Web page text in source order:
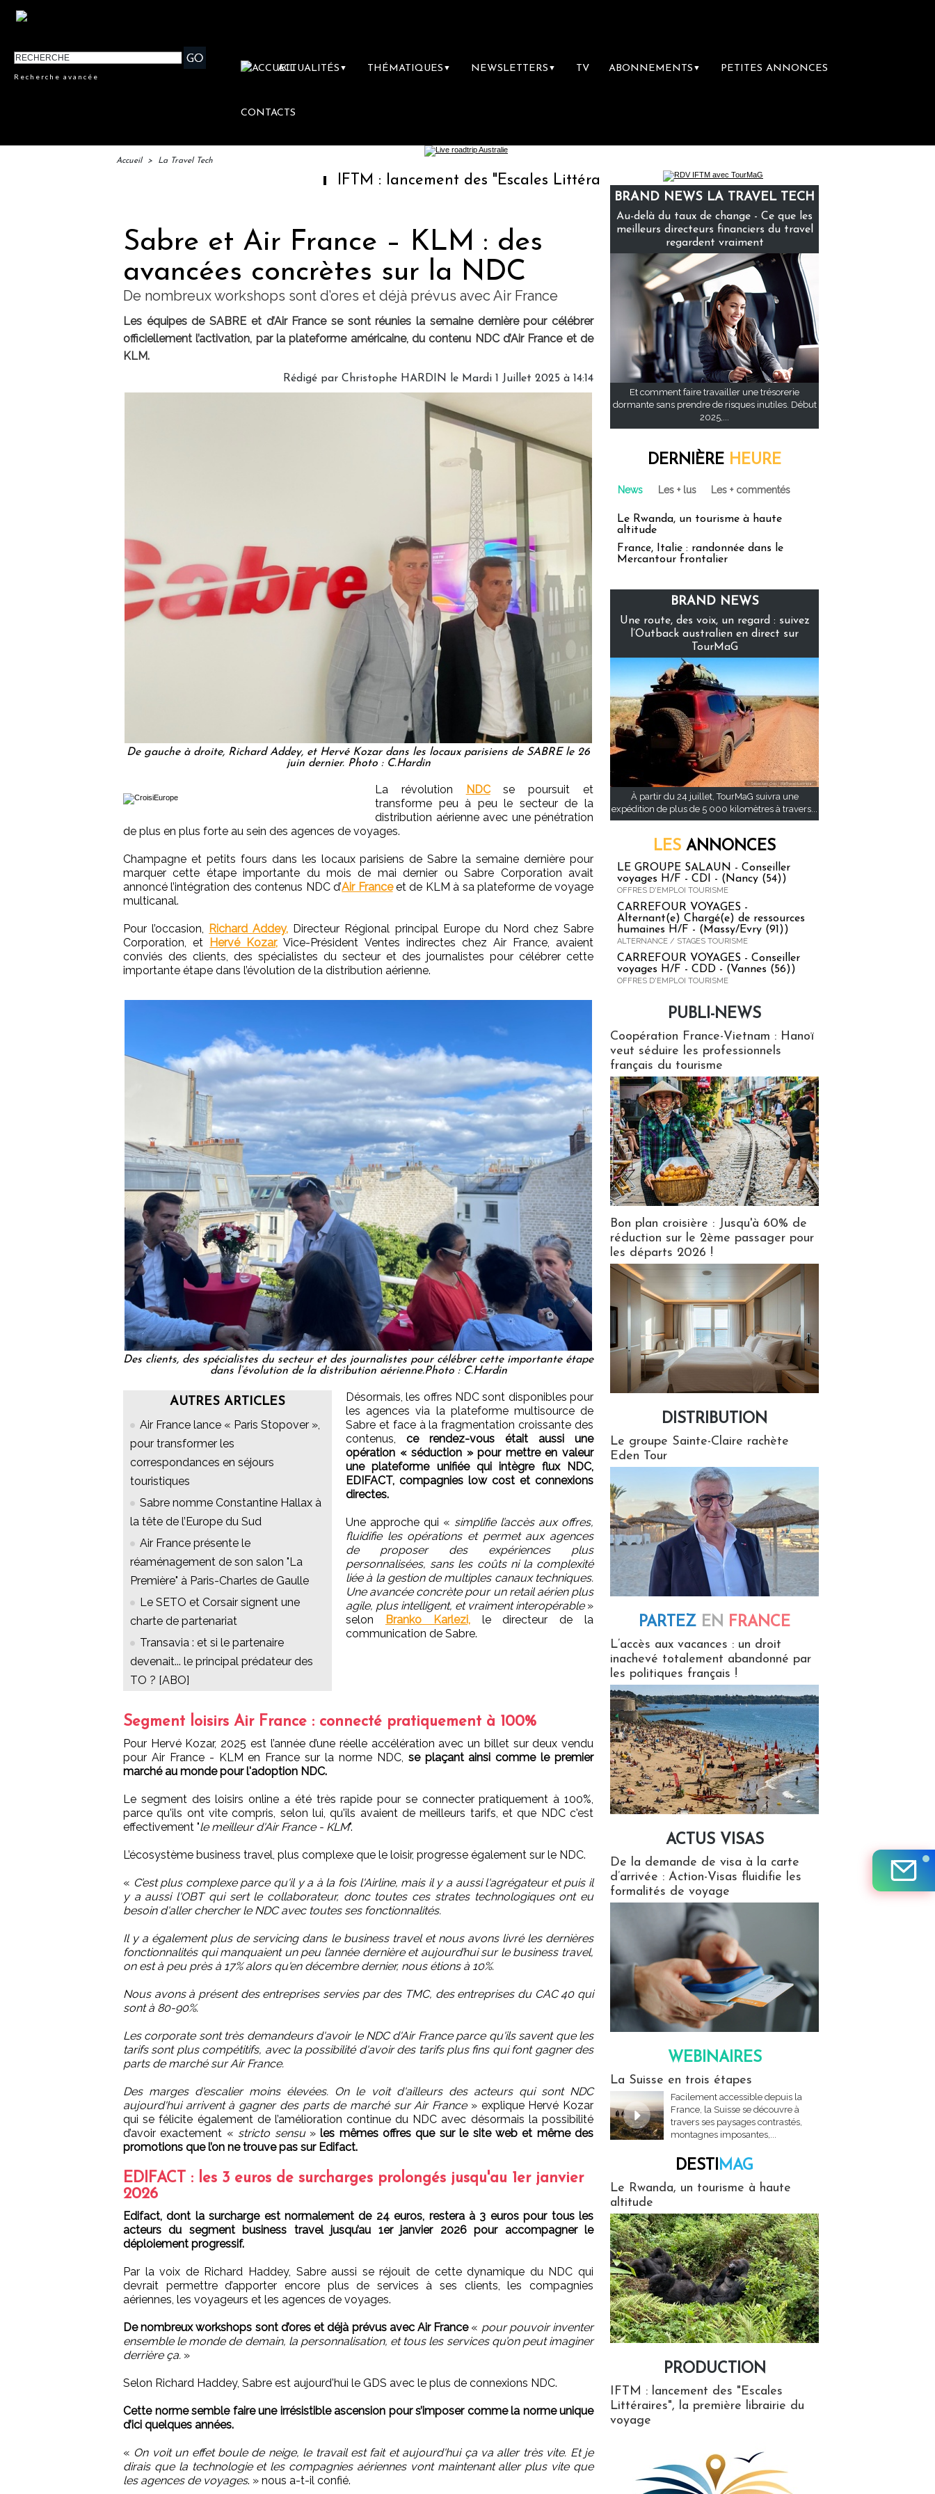
Recherche avancée
ACTUALITÉS ▼ THÉMATIQUES ▼ NEWSLETTERS ▼ TV ABONNEMENTS ▼ PETITES ANNONCES
CONTACTS
Accueil > La Travel Tech
IFTM : lancement des "Escales Littéraires", la première librairie du voyage
Sabre et Air France – KLM : des
avancées concrètes sur la NDC
De nombreux workshops sont d’ores et déjà prévus avec Air France
Les équipes de SABRE et d’Air France se sont réunies la semaine dernière pour célébrer
officiellement l’activation, par la plateforme américaine, du contenu NDC d’Air France et de
KLM.
Rédigé par Christophe HARDIN le Mardi 1 Juillet 2025 à 14:14
De gauche à droite, Richard Addey, et Hervé Kozar dans les locaux parisiens de SABRE le 26
juin dernier. Photo : C.Hardin
La révolution NDCse poursuit et
transforme peu à peu le secteur de la
distribution aérienne avec une pénétration
de plus en plus forte au sein des agences de voyages.
Champagne et petits fours dans les locaux parisiens de Sabre la semaine dernière pour
marquer cette étape importante du mois de mai dernier ou Sabre Corporation avait
annoncé l’intégration des contenus NDC d’Air Franceet de KLM à sa plateforme de voyage
multicanal.
Pour l’occasion, Richard Addey, Directeur Régional principal Europe du Nord chez Sabre
Corporation, et Hervé Kozar, Vice-Président Ventes indirectes chez Air France, avaient
conviés des clients, des spécialistes du secteur et des journalistes pour célébrer cette
importante étape dans l’évolution de la distribution aérienne.
Des clients, des spécialistes du secteur et des journalistes pour célébrer cette importante étape
dans l’évolution de la distribution aérienne.Photo : C.Hardin
AUTRES ARTICLES
Air France lance « Paris Stopover »,
pour transformer les
correspondances en séjours
touristiques
Sabre nomme Constantine Hallax à
la tête de l’Europe du Sud
Air France présente le
réaménagement de son salon "La
Première" à Paris-Charles de Gaulle
Le SETO et Corsair signent une
charte de partenariat
Transavia : et si le partenaire
devenait... le principal prédateur des
TO ? [ABO]
Désormais, les offres NDC sont disponibles pour
les agences via la plateforme multisource de
Sabre et face à la fragmentation croissante des
contenus, ce rendez-vous était aussi une
opération « séduction » pour mettre en valeur
une plateforme unifiée qui intègre flux NDC,
EDIFACT, compagnies low cost et connexions
directes.
Une approche qui « simplifie l’accès aux offres,
fluidifie les opérations et permet aux agences
de proposer des expériences plus
personnalisées, sans les coûts ni la complexité
liée à la gestion de multiples canaux techniques.
Une avancée concrète pour un retail aérien plus
agile, plus intelligent, et vraiment interopérable»
selon
Branko Karlezi,le directeur de la
communication de Sabre.
Segment loisirs Air France : connecté pratiquement à 100%
Pour Hervé Kozar, 2025 est l’année d’une réelle accélération avec un billet sur deux vendu
pour Air France - KLM en France sur la norme NDC, se plaçant ainsi comme le premier
marché au monde pour l'adoption NDC.
Le segment des loisirs online a été très rapide pour se connecter pratiquement à 100%,
parce qu'ils ont vite compris, selon lui, qu'ils avaient de meilleurs tarifs, et que NDC c'est
effectivement "le meilleur d'Air France - KLM".
L’écosystème business travel, plus complexe que le loisir, progresse également sur le NDC.
« C’est plus complexe parce qu'il y a à la fois l'Airline, mais il y a aussi l'agrégateur et puis il
y a aussi l'OBT qui sert le collaborateur, donc toutes ces strates technologiques ont eu
besoin d'aller chercher le NDC avec toutes ses fonctionnalités.
Il y a également plus de servicing dans le business travel et nous avons livré les dernières
fonctionnalités qui manquaient un peu l’année dernière et aujourd’hui sur le business travel,
on est à peu près à 17% alors qu'en décembre dernier, nous étions à 10%.
Nous avons à présent des entreprises servies par des TMC, des entreprises du CAC 40 qui
sont à 80-90%.
Les corporate sont très demandeurs d'avoir le NDC d'Air France parce qu'ils savent que les
tarifs sont plus compétitifs, avec la possibilité d'avoir des tarifs plus fins qui font gagner des
parts de marché sur Air France.
Des marges d'escalier moins élevées. On le voit d'ailleurs des acteurs qui sont NDC
aujourd'hui arrivent à gagner des parts de marché sur Air France » explique Hervé Kozar
qui se félicite également de l’amélioration continue du NDC avec désormais la possibilité
d’avoir exactement « stricto sensu»les mêmes offres que sur le site web et même des
promotions que l’on ne trouve pas sur Edifact.
EDIFACT : les 3 euros de surcharges prolongés jusqu'au 1er janvier
2026
Edifact, dont la surcharge est normalement de 24 euros, restera à 3 euros pour tous les
acteurs du segment business travel jusqu’au 1er janvier 2026 pour accompagner le
déploiement progressif.
Par la voix de Richard Haddey, Sabre aussi se réjouit de cette dynamique du NDC qui
devrait permettre d’apporter encore plus de services à ses clients, les compagnies
aériennes, les voyageurs et les agences de voyages.
De nombreux workshops sont d’ores et déjà prévus avec Air France« pour pouvoir inventer
ensemble le monde de demain, la personnalisation, et tous les services qu’on peut imaginer
derrière ça. »
Selon Richard Haddey, Sabre est aujourd'hui le GDS avec le plus de connexions NDC.
Cette norme semble faire une irrésistible ascension pour s’imposer comme la norme unique
d’ici quelques années.
« On voit un effet boule de neige, le travail est fait et aujourd'hui ça va aller très vite. Et je
dirais que la technologie et les compagnies aériennes vont maintenant aller plus vite que
les agences de voyages. » nous a-t-il confié.
BRAND NEWS LA TRAVEL TECH
Au-delà du taux de change - Ce que les
meilleurs directeurs financiers du travel
regardent vraiment
Et comment faire travailler une trésorerie
dormante sans prendre de risques inutiles. Début
2025,...
DERNIÈRE HEURE
News Les + lus Les + commentés
Le Rwanda, un tourisme à haute
altitude
France, Italie : randonnée dans le
Mercantour frontalier
BRAND NEWS
Une route, des voix, un regard : suivez
l’Outback australien en direct sur
TourMaG
À partir du 24 juillet, TourMaG suivra une
expédition de plus de 5 000 kilomètres à travers...
LES ANNONCES
LE GROUPE SALAUN - Conseiller
voyages H/F - CDI - (Nancy (54))
OFFRES D'EMPLOI TOURISME
CARREFOUR VOYAGES -
Alternant(e) Chargé(e) de ressources
humaines H/F - (Massy/Evry (91))
ALTERNANCE / STAGES TOURISME
CARREFOUR VOYAGES - Conseiller
voyages H/F - CDD - (Vannes (56))
OFFRES D'EMPLOI TOURISME
PUBLI-NEWS
Coopération France-Vietnam : Hanoï
veut séduire les professionnels
français du tourisme
Bon plan croisière : Jusqu'à 60% de
réduction sur le 2ème passager pour
les départs 2026 !
DISTRIBUTION
Le groupe Sainte-Claire rachète
Eden Tour
PARTEZ EN FRANCE
L’accès aux vacances : un droit
inachevé totalement abandonné par
les politiques français !
ACTUS VISAS
De la demande de visa à la carte
d’arrivée : Action-Visas fluidifie les
formalités de voyage
WEBINAIRES
La Suisse en trois étapes
Facilement accessible depuis la
France, la Suisse se découvre à
travers ses paysages contrastés,
montagnes imposantes,...
DESTIMAG
Le Rwanda, un tourisme à haute
altitude
PRODUCTION
IFTM : lancement des "Escales
Littéraires", la première librairie du
voyage